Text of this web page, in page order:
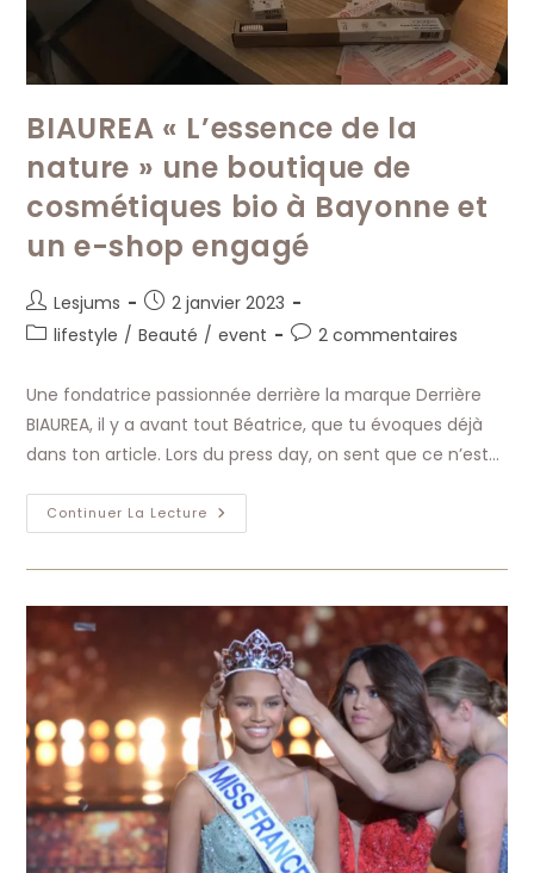
BIAUREA « L’essence de la
nature » une boutique de
cosmétiques bio à Bayonne et
un e-shop engagé
Auteur/autrice
de
Lesjums
Publication
publiée :
2 janvier 2023
Postlifestyle / Beauté / event
Commentaires
la
publication :
2 commentaires
Une fondatrice passionnée derrière la marque Derrière
BIAUREA, il y a avant tout Béatrice, que tu évoques déjà
dans ton article. Lors du press day, on sent que ce n’est…
Continuer La Lecture BIAUREA
« L’essence
La
Boutique
De
Cosmétiques
Bio
À
Bayonne
Et
Un
E-
Shop
Engagé